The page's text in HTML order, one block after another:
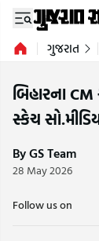
ગુજરાત
બિહારના
સ્કેચ
By GS Team
28 May 2026
Follow us on